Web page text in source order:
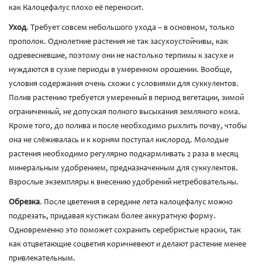
как Калоцефалус плохо её переносит.
Уход. Требует совсем небольшого ухода – в основном, только
прополок. Однолетние растения не так засухоустойчивы, как
одревесневшие, поэтому они не настолько терпимы к засухе и
нуждаются в сухие периоды в умеренном орошении. Вообще,
условия содержания очень схожи с условиями для суккулентов.
Полив растению требуется умеренный в период вегетации, зимой
ограниченный, не допуская полного высыхания земляного кома.
Кроме того, до полива и после необходимо рыхлить почву, чтобы
она не слёживалась и к корням поступал кислород. Молодые
растения необходимо регулярно подкармливать 2 раза в месяц
минеральным удобрением, предназначенным для суккулентов.
Взрослые экземпляры к внесению удобрений нетребовательны.
Обрезка. После цветения в середине лета калоцефалус можно
подрезать, придавая кустикам более аккуратную форму.
Одновременно это поможет сохранить серебристые краски, так
как отцветающие соцветия коричневеют и делают растение менее
привлекательным.